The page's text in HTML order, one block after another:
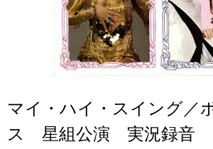
マイ・ハイ・スイング／
ス 星組公演 実況録音 (